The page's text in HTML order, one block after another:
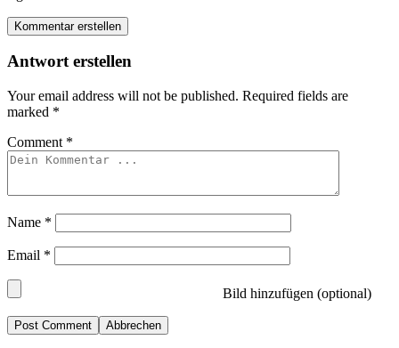
Kommentar erstellen
Antwort erstellen
Your email address will not be published. Required fields are
marked *
Comment *
Name *
Email *
Bild hinzufügen (optional)
Abbrechen